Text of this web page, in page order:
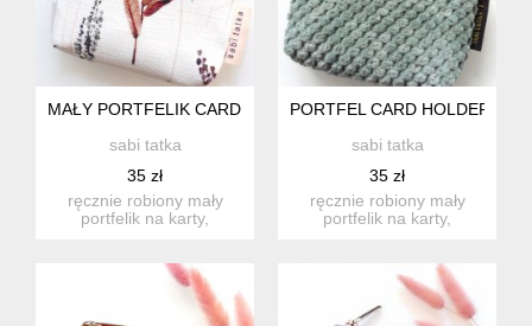
MAŁY PORTFELIK CARD HOLDER Z PLECIONKI ŁĄCZKA
sabi tatka
35 zł
ręcznie robiony mały
portfelik na karty,
PORTFEL CARD HOLDER
sabi tatka
35 zł
ręcznie robiony mały
portfelik na karty,